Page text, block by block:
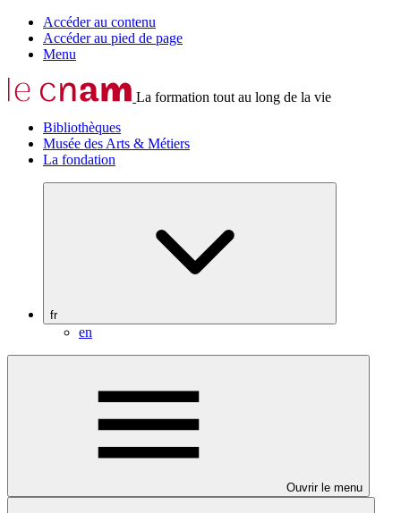
Accéder au contenu
Accéder au pied de page
Menu
La formation tout au long de la vie
Bibliothèques
Musée des Arts & Métiers
La fondation
fr
en
Ouvrir le menu